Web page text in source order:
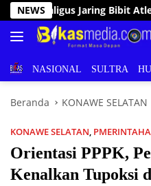
Langsung
ke
konten
NEWS
Sambut HUT RI ke-81,
BERITANASIONAL SULTRA
Beranda KONAWE SELATAN
KONAWE SELATAN,
Orientasi PPPK,
Kenalkan Tupoksi